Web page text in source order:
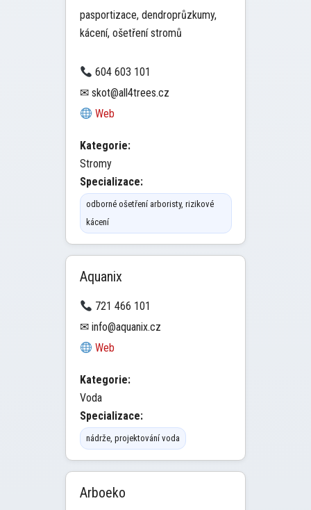
pasportizace, dendroprůzkumy,
kácení, ošetření stromů
604 603 101
✉ skot@all4trees.cz
Web
Kategorie:
Stromy
Specializace:
odborné ošetření arboristy, rizikové
kácení
Aquanix
721 466 101
✉ info@aquanix.cz
Web
Kategorie:
Voda
Specializace:
nádrže, projektování voda
Arboeko